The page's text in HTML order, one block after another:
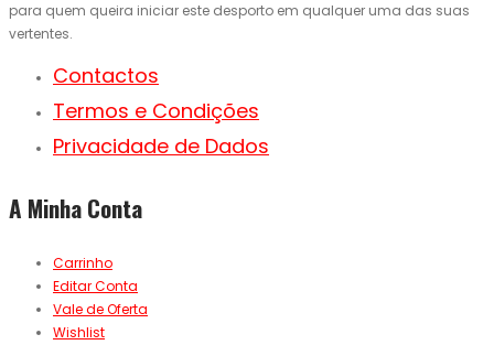
para quem queira iniciar este desporto em qualquer uma das suas
vertentes.
Contactos
Termos e Condições
Privacidade de Dados
A Minha Conta
Carrinho
Editar Conta
Vale de Oferta
Wishlist